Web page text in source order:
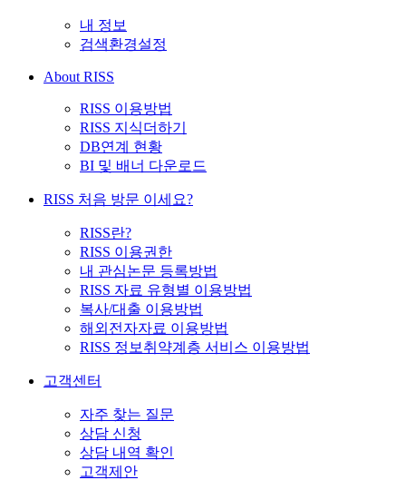
내 정보
검색환경설정
About RISS
RISS 이용방법
RISS 지식더하기
DB연계 현황
BI 및 배너 다운로드
RISS 처음 방문 이세요?
RISS란?
RISS 이용권한
내 관심논문 등록방법
RISS 자료 유형별 이용방법
복사/대출 이용방법
해외전자자료 이용방법
RISS 정보취약계층 서비스 이용방법
고객센터
자주 찾는 질문
상담 신청
상담 내역 확인
고객제안